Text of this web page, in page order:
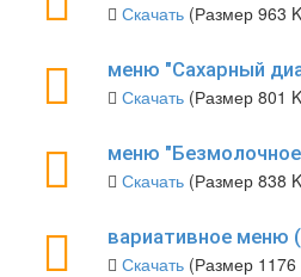
Скачать(Размер 963
меню "Сахарный
Скачать(Размер 801
меню
Скачать(Размер 838
вариативное меню
Скачать(Размер 1176